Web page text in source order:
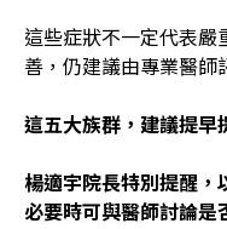
這些症狀不一定代表嚴
善，仍建議由專業醫師
這五大族群，建議提早
楊適宇院長特別提醒，
必要時可與醫師討論是